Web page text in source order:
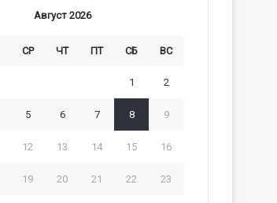
Август 2026
СР ЧТ ПТ СБ ВС
1 2
5 6 7 8 9
12 13 14 15 16
19 20 21 22 23